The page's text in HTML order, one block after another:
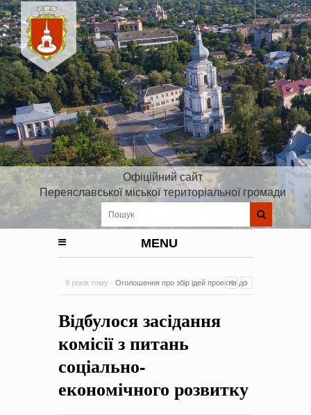
Офіційний сайт
Переяславської міської територіальної громади
MENU
9 років тому - Оголошення про збір ідей проектів до
на період 2018 – 2020 роки Оголошення про збір ідей
проектів-
Відбулося засідання
комісії з питань
соціально-
економічного розвитку